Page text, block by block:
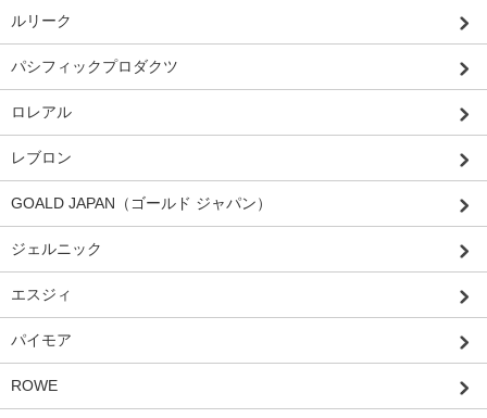
ルリーク
パシフィックプロダクツ
ロレアル
レブロン
GOALD JAPAN（ゴールド ジャパン）
ジェルニック
エスジィ
パイモア
ROWE